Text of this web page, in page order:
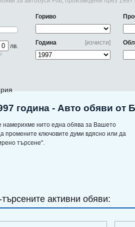
лв.
Гориво
[изчисти]
Година
година - Авто обяви от
нито една обява за Вашето
промените ключовите думи вдясно или да
търсене".
активни обяви: